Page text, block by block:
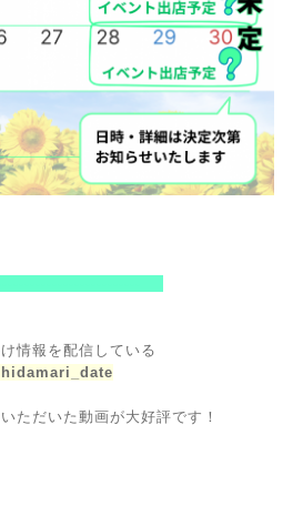
情報を配信している
hidamari_date
ただいた動画が大好評です！